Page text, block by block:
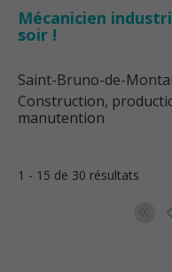
Mécanicien
soir !
Saint-Bruno-de-
Construction,
manutention
1 - 15 de 30 résultats